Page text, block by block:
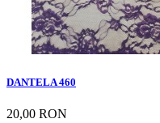
DANTELA 460
20,00 RON